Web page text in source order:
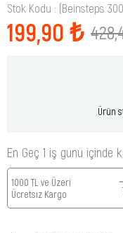
Stok Kodu (Beinsteps
199,90 ₺
Ürün
En Geç 1 iş günü içinde
1000 TL ve Üzeri
Ücretsiz Kargo